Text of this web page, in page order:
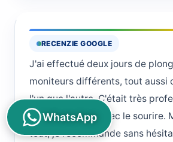
RECENZIE GOOGLE
J'ai effectué deux jours de
moniteurs différents, tout aussi
l'un que l'autre. C'était très
organisé et fait avec le sourire.
tout, je recommande sans
WhatsApp